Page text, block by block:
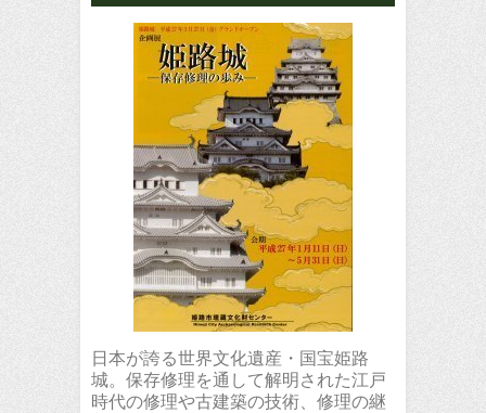
日本が誇る世界文化遺産・国宝姫路
城。保存修理を通して解明された江戸
時代の修理や古建築の技術、修理の継